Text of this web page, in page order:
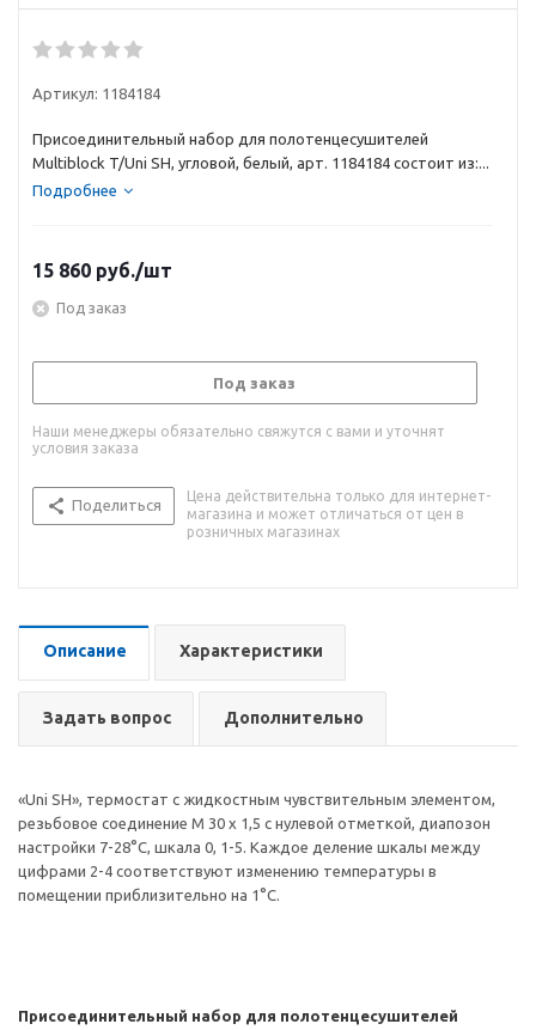
Артикул: 1184184
Присоединительный набор для полотенцесушителей
Multiblock T/Uni SH, угловой, белый, арт. 1184184 состоит из:...
Подробнее
15 860 руб./шт
Под заказ
Под заказ
Наши менеджеры обязательно свяжутся с вами и уточнят
условия заказа
Поделиться
Цена действительна только для интернет-
магазина и может отличаться от цен в
розничных магазинах
Описание Характеристики
Задать вопрос Дополнительно
«Uni SH», термостат с жидкостным чувствительным элементом,
резьбовое соединение M 30 x 1,5 с нулевой отметкой, диапозон
настройки 7-28°С, шкала 0, 1-5. Каждое деление шкалы между
цифрами 2-4 соответствуют изменению температуры в
помещении приблизительно на 1°С.
Присоединительный набор для полотенцесушителей